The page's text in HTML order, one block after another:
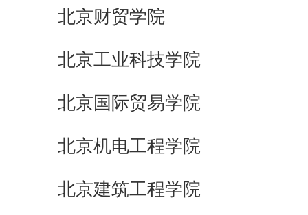
北京财贸学院
北京工业科技学院
北京国际贸易学院
北京机电工程学院
北京建筑工程学院